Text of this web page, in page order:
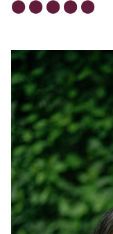
⬤ ⬤ ⬤ ⬤ ⬤